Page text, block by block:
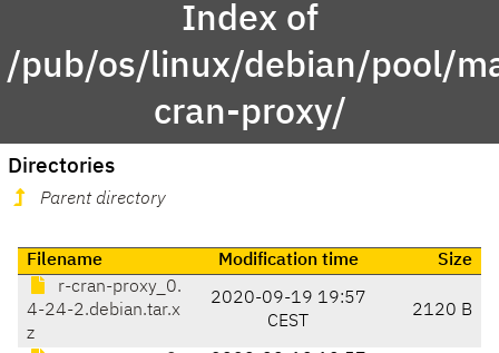
Index of
/pub/os/linux/debian/pool/
cran-proxy/
Directories
Parent directory
Filename Modification time
Size
r-cran-proxy_0.
4-24-2.debian.tar.x
z
2020-09-19 19:57
CEST
2120 B